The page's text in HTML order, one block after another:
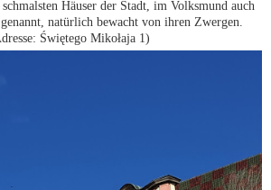
Häuser der Stadt, im Volksmund auch
natürlich bewacht von ihren Zwergen.
Świętego Mikołaja 1)